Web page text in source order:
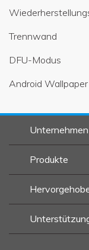
Trennwand
DFU-Modus
Android Wallpaper
Unternehmen
Produkte